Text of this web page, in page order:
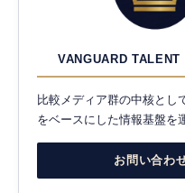
VANGUARD TALENT
比較メディア群の中核とし
をベースにした情報基盤を
お問い合わ